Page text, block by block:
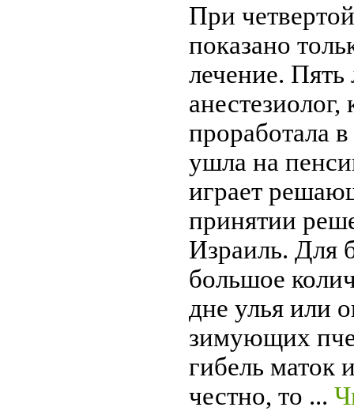
При
показано
лечение. Пять
проработала
ушла на
играет
принятии
Израиль. Для
большое
дне улья или
зимующих
гибель маток
честно, то ...